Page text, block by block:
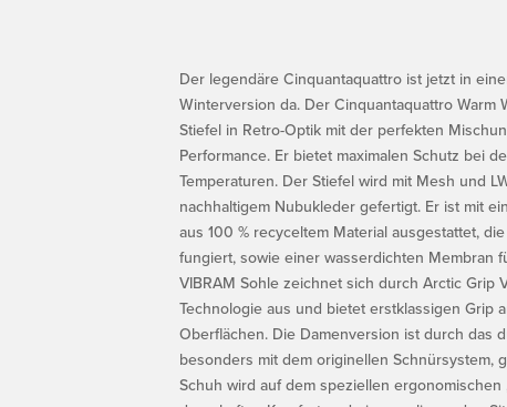
Der legendäre Cinquantaquattro ist jetzt in
Winterversion da. Der Cinquantaquattro Warm
Stiefel in Retro-Optik mit der perfekten
Performance. Er bietet maximalen Schutz bei
Temperaturen. Der Stiefel wird mit Mesh und
nachhaltigem Nubukleder gefertigt. Er ist mit
aus 100 % recyceltem Material ausgestattet,
fungiert, sowie einer wasserdichten Membran
VIBRAM Sohle zeichnet sich durch Arctic Grip
Technologie aus und bietet erstklassigen Grip
Oberflächen. Die Damenversion ist durch das
besonders mit dem originellen Schnürsystem,
Schuh wird auf dem speziellen ergonomischen